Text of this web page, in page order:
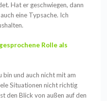
Hat er geschwiegen, dann
eine Typsache. Ich
Rolle als
bin und auch nicht mit am
Situationen nicht richtig
den Blick von außen auf den